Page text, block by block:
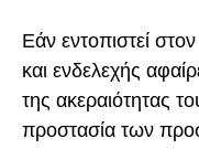
Εάν εντοπιστεί
και ενδελεχής
της ακεραιότητας
προστασία των